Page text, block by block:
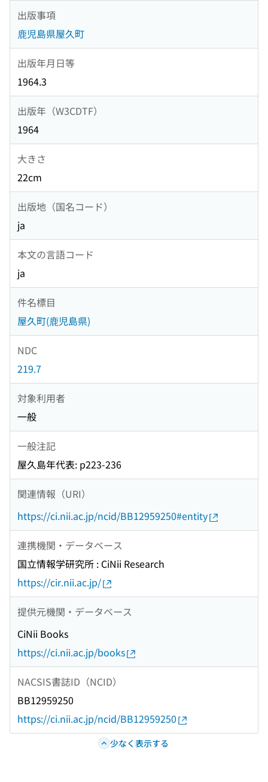
出版事項
鹿児島県屋久町
出版年月日等
1964.3
出版年（W3CDTF）
1964
大きさ
22cm
出版地（国名コード）
ja
本文の言語コード
ja
件名標目
屋久町(鹿児島県)
NDC
219.7
対象利用者
一般
一般注記
屋久島年代表: p223-236
関連情報（URI）
https://ci.nii.ac.jp/ncid/BB12959250#entity
連携機関・データベース
国立情報学研究所 : CiNii Research
https://cir.nii.ac.jp/
提供元機関・データベース
CiNii Books
https://ci.nii.ac.jp/books
NACSIS書誌ID（NCID）
BB12959250
https://ci.nii.ac.jp/ncid/BB12959250
少なく表示する